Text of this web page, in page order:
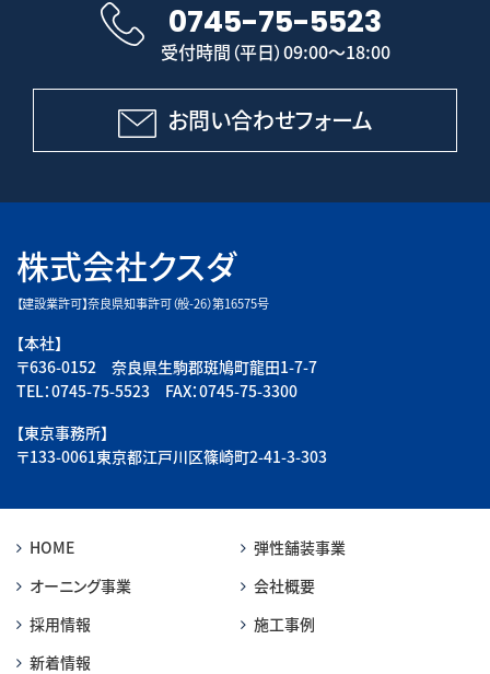
0745-75-5523
受付時間（平日）09:00～18:00
お問い合わせフォーム
株式会社クスダ
【建設業許可】奈良県知事許可（般-26）第16575号
【本社】
〒636-0152 奈良県生駒郡斑鳩町龍田1-7-7
TEL：0745-75-5523 FAX：0745-75-3300
【東京事務所】
〒133-0061東京都江戸川区篠崎町2-41-3-303
HOME
弾性舗装事業
オーニング事業
会社概要
採用情報
施工事例
新着情報